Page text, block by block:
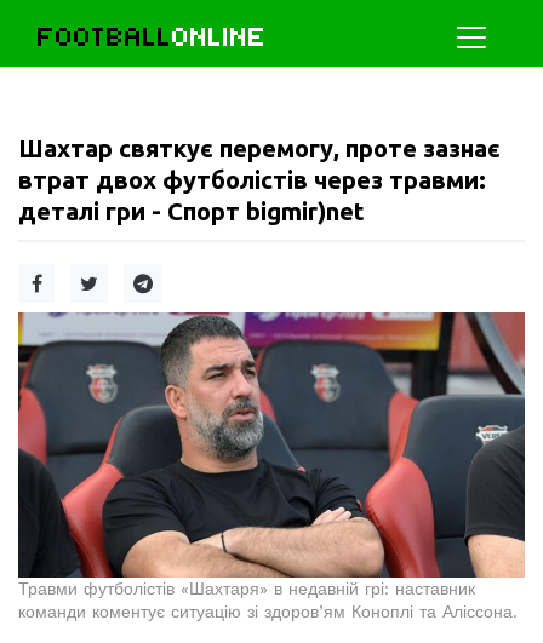
FOOTBALLONLINE
Шахтар святкує перемогу, проте зазнає
втрат двох футболістів через травми:
деталі гри - Спорт bigmir)net
Травми футболістів «Шахтаря» в недавній грі: наставник
команди коментує ситуацію зі здоров’ям Коноплі та Аліссона.